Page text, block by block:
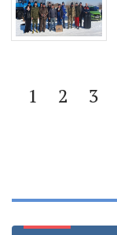
1 2 3